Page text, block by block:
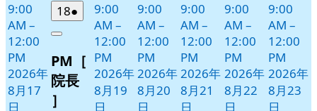
9:00
AM –
12:00
PM
2026年
8月17
日
182026
年
月
18
日
●
件
イ
ベ
Close
PM［
院長
］
9:00
AM –
12:00
PM
2026年
8月19
日
9:00
AM –
12:00
PM
2026年
8月20
日
9:00
AM –
12:00
PM
2026年
8月21
日
9:00
AM –
12:00
PM
2026年
8月22
日
9:00
AM –
12:00
PM
2026年
8月23
日